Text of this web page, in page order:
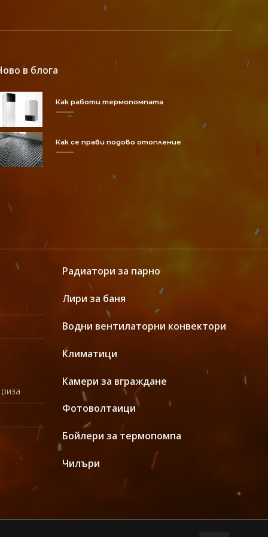
в блога
Как работи термопомпата
Как се прави подово отопление
Радиатори за парно
Лири за баня
Водни вентилаторни конвектори
Климатици
Камери за вграждане
Фотоволтаици
Бойлери за термопомпа
Чилъри